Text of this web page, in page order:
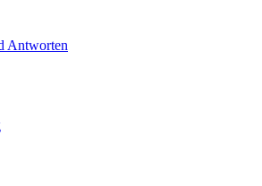
Antworten